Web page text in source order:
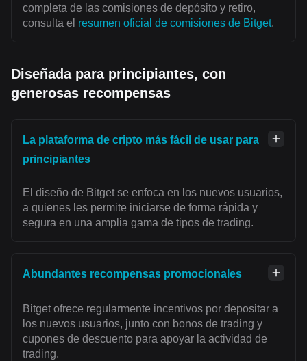
completa de las comisiones de depósito y retiro,
consulta el resumen oficial de comisiones de Bitget.
Diseñada para principiantes, con
generosas recompensas
La plataforma de cripto más fácil de usar para
principiantes
El diseño de Bitget se enfoca en los nuevos usuarios,
a quienes les permite iniciarse de forma rápida y
segura en una amplia gama de tipos de trading.
Abundantes recompensas promocionales
Bitget ofrece regularmente incentivos por depositar a
los nuevos usuarios, junto con bonos de trading y
cupones de descuento para apoyar la actividad de
trading.